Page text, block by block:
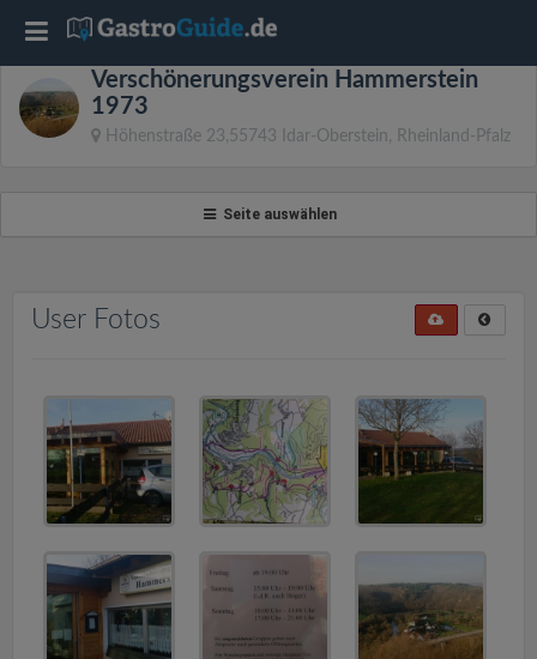
Verschönerungsverein Hammerstein
1973
Höhenstraße 23,55743 Idar-Oberstein, Rheinland-Pfalz
Seite auswählen
User Fotos
T
o
i